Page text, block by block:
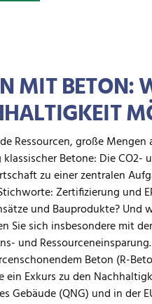
MIT BETON:
Ressourcen, große
Betone: Die CO2-
zu einer zentralen
Zertifizierung und
und Bauprodukte?
Sie sich insbesondere mit
und
Beton (R-
ein Exkurs zu den
Gebäude (QNG) und in der